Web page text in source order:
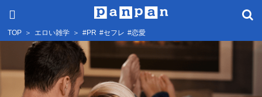
TOP ＞ エロい雑学 ＞ #PR #セフレ #恋愛